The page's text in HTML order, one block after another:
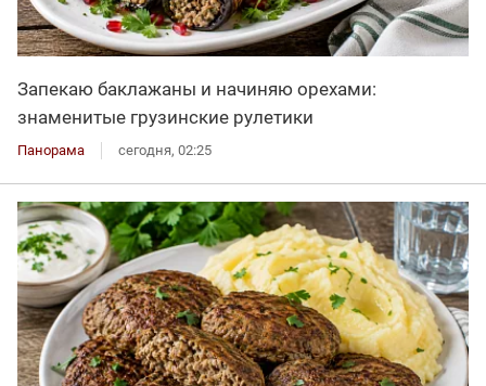
Запекаю баклажаны и начиняю орехами:
знаменитые грузинские рулетики
Панорама сегодня, 02:25